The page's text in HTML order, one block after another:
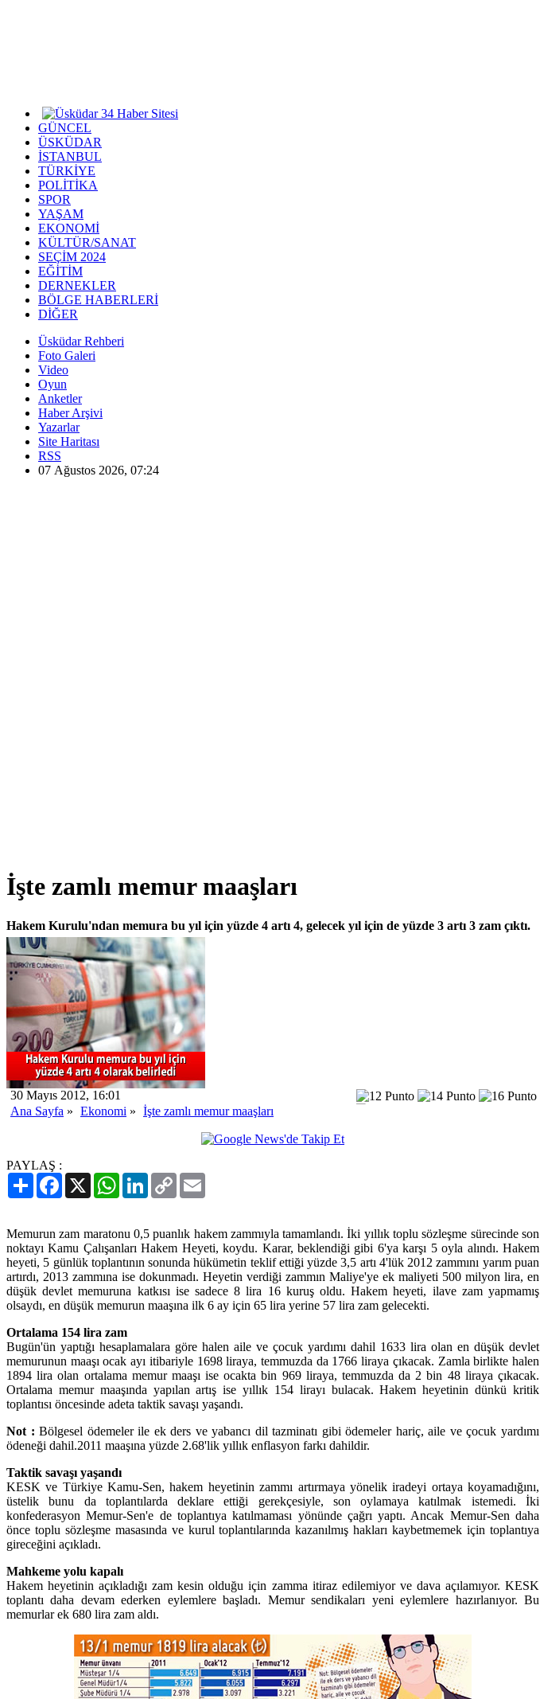
GÜNCEL
ÜSKÜDAR
İSTANBUL
TÜRKİYE
POLİTİKA
SPOR
YAŞAM
EKONOMİ
KÜLTÜR/SANAT
SEÇİM 2024
EĞİTİM
DERNEKLER
BÖLGE HABERLERİ
DİĞER
Üsküdar Rehberi
Foto Galeri
Video
Oyun
Anketler
Haber Arşivi
Yazarlar
Site Haritası
RSS
07 Ağustos 2026, 07:24
İşte zamlı memur maaşları
Hakem Kurulu'ndan memura bu yıl için yüzde 4 artı 4, gelecek yıl için de yüzde 3 artı 3 zam çıktı.
30 Mayıs 2012, 16:01
Ana Sayfa » Ekonomi » İşte zamlı memur maaşları
PAYLAŞ :
PaylaşFacebook
X WhatsAppLinkedIn
Copy
Link
Memurun zam maratonu 0,5 puanlık hakem zammıyla tamamlandı. İki yıllık toplu sözleşme sürecinde son
noktayı Kamu Çalışanları Hakem Heyeti, koydu. Karar, beklendiği gibi 6'ya karşı 5 oyla alındı. Hakem
heyeti, 5 günlük toplantının sonunda hükümetin teklif ettiği yüzde 3,5 artı 4'lük 2012 zammını yarım puan
artırdı, 2013 zammına ise dokunmadı. Heyetin verdiği zammın Maliye'ye ek maliyeti 500 milyon lira, en
düşük devlet memuruna katkısı ise sadece 8 lira 16 kuruş oldu. Hakem heyeti, ilave zam yapmamış
olsaydı, en düşük memurun maaşına ilk 6 ay için 65 lira yerine 57 lira zam gelecekti.
Ortalama 154 lira zam
Bugün'ün yaptığı hesaplamalara göre halen aile ve çocuk yardımı dahil 1633 lira olan en düşük devlet
memurunun maaşı ocak ayı itibariyle 1698 liraya, temmuzda da 1766 liraya çıkacak. Zamla birlikte halen
1894 lira olan ortalama memur maaşı ise ocakta bin 969 liraya, temmuzda da 2 bin 48 liraya çıkacak.
Ortalama memur maaşında yapılan artış ise yıllık 154 lirayı bulacak. Hakem heyetinin dünkü kritik
toplantısı öncesinde adeta taktik savaşı yaşandı.
Not : Bölgesel ödemeler ile ek ders ve yabancı dil tazminatı gibi ödemeler hariç, aile ve çocuk yardımı
ödeneği dahil.2011 maaşına yüzde 2.68'lik yıllık enflasyon farkı dahildir.
Taktik savaşı yaşandı
KESK ve Türkiye Kamu-Sen, hakem heyetinin zammı artırmaya yönelik iradeyi ortaya koyamadığını,
üstelik bunu da toplantılarda deklare ettiği gerekçesiyle, son oylamaya katılmak istemedi. İki
konfederasyon Memur-Sen'e de toplantıya katılmaması yönünde çağrı yaptı. Ancak Memur-Sen daha
önce toplu sözleşme masasında ve kurul toplantılarında kazanılmış hakları kaybetmemek için toplantıya
gireceğini açıkladı.
Mahkeme yolu kapalı
Hakem heyetinin açıkladığı zam kesin olduğu için zamma itiraz edilemiyor ve dava açılamıyor. KESK
toplantı daha devam ederken eylemlere başladı. Memur sendikaları yeni eylemlere hazırlanıyor. Bu
memurlar ek 680 lira zam aldı.